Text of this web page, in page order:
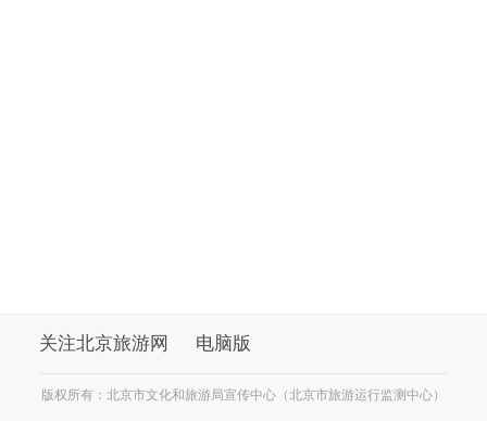
关注北京旅游网 电脑版
版权所有：北京市文化和旅游局宣传中心（北京市旅游运行监测中心）